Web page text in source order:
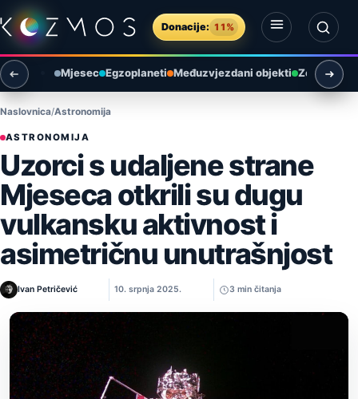
Preskoči na sadržaj
Donacije: 11%
Otvori izbornik
Otvori pretragu
Mjesec Egzoplaneti Međuzvjezdani objekti Zemlja i
Naslovnica Astronomija
ASTRONOMIJA
Uzorci s udaljene strane
Mjeseca otkrili su dugu
vulkansku aktivnost i
asimetričnu unutrašnjost
Ivan Petričević 10. srpnja 2025. 3 min čitanja